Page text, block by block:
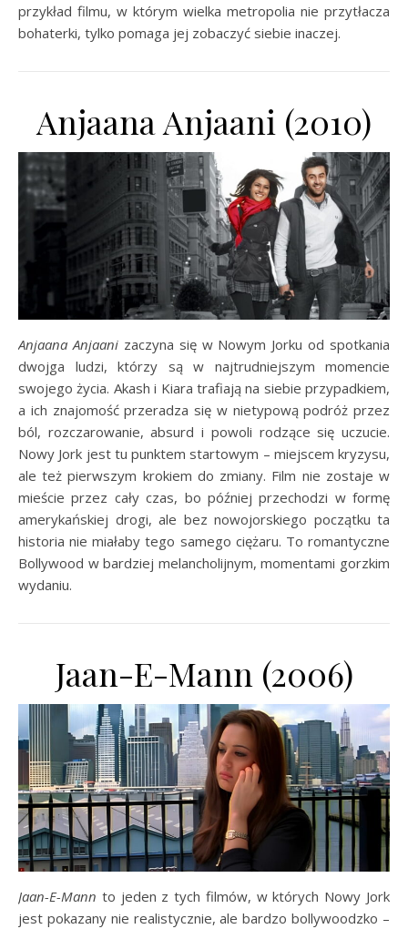
przykład filmu, w którym wielka metropolia nie przytłacza
bohaterki, tylko pomaga jej zobaczyć siebie inaczej.
Anjaana Anjaani (2010)
Anjaana Anjaanizaczyna się w Nowym Jorku od spotkania
dwojga ludzi, którzy są w najtrudniejszym momencie
swojego życia. Akash i Kiara trafiają na siebie przypadkiem,
a ich znajomość przeradza się w nietypową podróż przez
ból, rozczarowanie, absurd i powoli rodzące się uczucie.
Nowy Jork jest tu punktem startowym – miejscem kryzysu,
ale też pierwszym krokiem do zmiany. Film nie zostaje w
mieście przez cały czas, bo później przechodzi w formę
amerykańskiej drogi, ale bez nowojorskiego początku ta
historia nie miałaby tego samego ciężaru. To romantyczne
Bollywood w bardziej melancholijnym, momentami gorzkim
wydaniu.
Jaan-E-Mann (2006)
Jaan-E-Mann to jeden z tych filmów, w których Nowy Jork
jest pokazany nie realistycznie, ale bardzo bollywoodzko –